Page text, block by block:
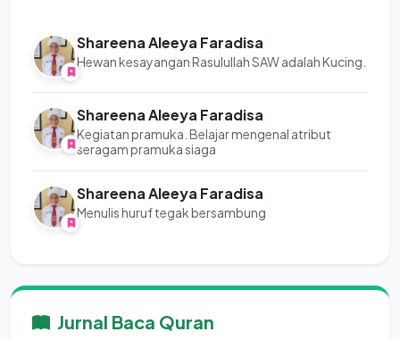
Shareena Aleeya Faradisa
Hewan kesayangan Rasulullah SAW adalah Kucing.
Shareena Aleeya Faradisa
Kegiatan pramuka. Belajar mengenal atribut
seragam pramuka siaga
Shareena Aleeya Faradisa
Menulis huruf tegak bersambung
Jurnal Baca Quran